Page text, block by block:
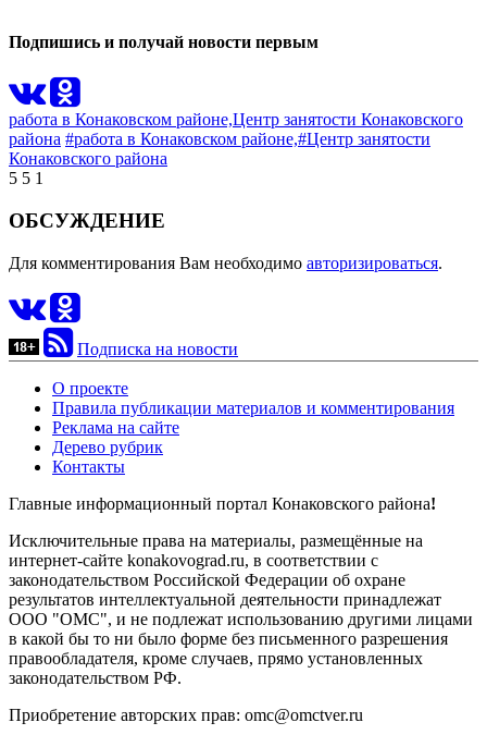
Подпишись и получай новости первым
работа в Конаковском районе,Центр занятости Конаковского
района #работа в Конаковском районе,#Центр занятости
Конаковского района
5 5 1
ОБСУЖДЕНИЕ
Для комментирования Вам необходимо авторизироваться.
Подписка на новости
О проекте
Правила публикации материалов и комментирования
Реклама на сайте
Дерево рубрик
Контакты
Главные информационный портал Конаковского района!
Исключительные права на материалы, размещённые на
интернет-сайте konakovograd.ru, в соответствии с
законодательством Российской Федерации об охране
результатов интеллектуальной деятельности принадлежат
ООО "ОМС", и не подлежат использованию другими лицами
в какой бы то ни было форме без письменного разрешения
правообладателя, кроме случаев, прямо установленных
законодательством РФ.
Приобретение авторских прав: omc@omctver.ru